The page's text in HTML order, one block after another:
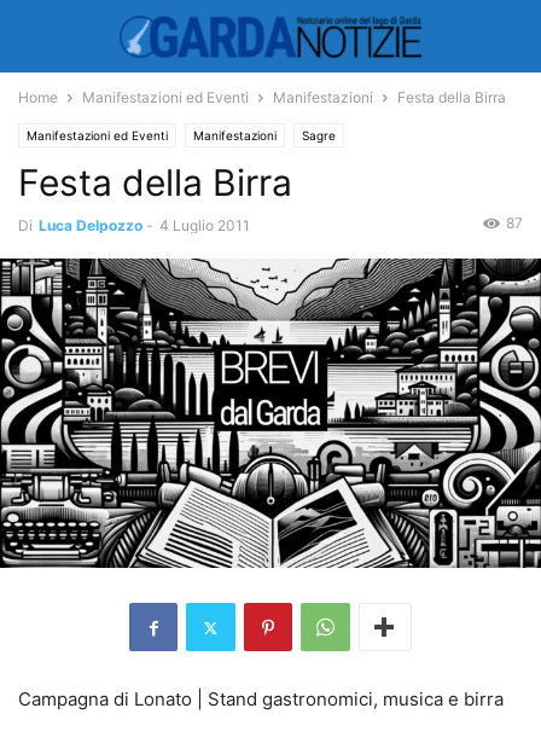
Home Manifestazioni ed Eventi Manifestazioni Festa della Birra
Manifestazioni ed Eventi Manifestazioni Sagre
Festa della Birra
Di Luca Delpozzo - 4 Luglio 2011 87
Campagna di Lonato | Stand gastronomici, musica e birra